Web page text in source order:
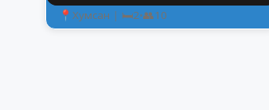
Хумсан | 2• 10